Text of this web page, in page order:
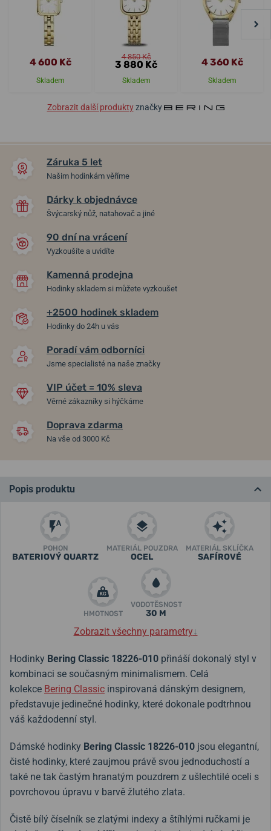
4 600 Kč
Skladem
4 850 Kč
3 880 Kč
Skladem
4 360 Kč
Skladem
Zobrazit další produktyznačky
Záruka 5 let
Našim hodinkám věříme
Dárky k objednávce
Švýcarský nůž, natahovač a jiné
90 dní na vrácení
Vyzkoušíte a uvidíte
Kamenná prodejna
Hodinky skladem si můžete vyzkoušet
+2500 hodinek skladem
Hodinky do 24h u vás
Poradí vám odborníci
Jsme specialisté na naše značky
VIP účet = 10% sleva
Věrné zákazníky si hýčkáme
Doprava zdarma
Na vše od 3000 Kč
Popis produktu
POHON
BATERIOVÝ QUARTZ
MATERIÁL POUZDRA
OCEL
MATERIÁL SKLÍČKA
SAFÍROVÉ
HMOTNOST
VODOTĚSNOST
30 M
Zobrazit všechny parametry↓
Hodinky Bering Classic 18226-010 přináší dokonalý styl v
kombinaci se současným minimalismem. Celá
kolekce Bering Classic inspirovaná dánským designem,
představuje jedinečné hodinky, které dokonale podtrhnou
váš každodenní styl.
Dámské hodinky Bering Classic 18226-010 jsou elegantní,
čisté hodinky, které zaujmou právě svou jednoduchostí a
také ne tak častým hranatým pouzdrem z ušlechtilé oceli s
povrchovou úpravu v barvě žlutého zlata.
Čistě bílý číselník se zlatými indexy a štíhlými ručkami je